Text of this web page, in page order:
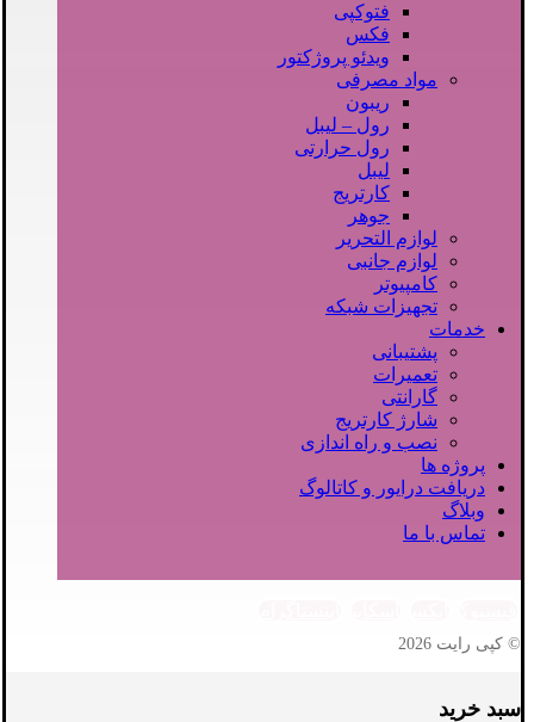
فتوکپی
فکس
ویدئو پروژکتور
مواد مصرفی
ریبون
رول – لیبل
رول حرارتی
لیبل
کارتریج
جوهر
لوازم التحریر
لوازم جانبی
کامپیوتر
تجهیزات شبکه
خدمات
پشتیبانی
تعمیرات
گارانتی
شارژ کارتریج
نصب و راه اندازی
پروژه ها
دریافت درایور و کاتالوگ
وبلاگ
تماس با ما
© کپی رایت 2026
سبد خرید